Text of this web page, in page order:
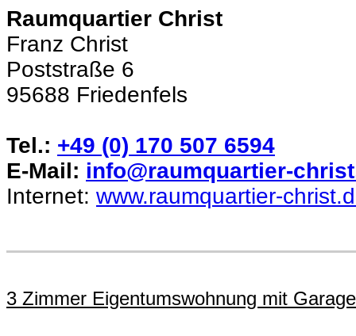
Raumquartier Christ
Franz Christ
Poststraße 6
95688 Friedenfels
Tel.: +49 (0) 170 507 6594
E-Mail: info@raumquartier-
Internet: www.raumquartier-
3 Zimmer Eigentumswohnung mit